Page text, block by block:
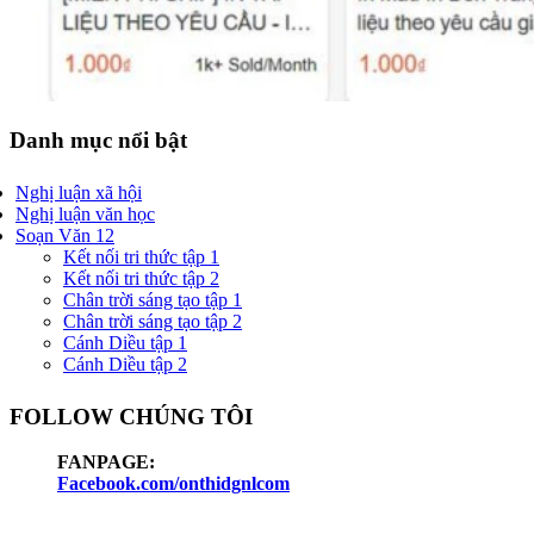
Danh mục nổi bật
Nghị luận xã hội
Nghị luận văn học
Soạn Văn 12
Kết nối tri thức tập 1
Kết nối tri thức tập 2
Chân trời sáng tạo tập 1
Chân trời sáng tạo tập 2
Cánh Diều tập 1
Cánh Diều tập 2
FOLLOW CHÚNG TÔI
FANPAGE:
Facebook.com/onthidgnlcom